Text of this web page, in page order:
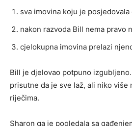
sva imovina koju je posjedovala
nakon razvoda Bill nema pravo
cjelokupna imovina prelazi
Bill je djelovao potpuno
prisutne da je sve laž, ali niko više
riječima.
Sharon ga je pogledala sa